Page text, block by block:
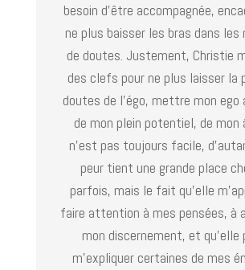
besoin d’être accompagnée,
ne plus baisser les bras dans
de doutes. Justement, Christie
des clefs pour ne plus laisser la
doutes de l’égo, mettre mon ego
de mon plein potentiel, de mon
n’est pas toujours facile,
peur tient une grande place
parfois, mais le fait qu’elle
faire attention à mes pensées, à
mon discernement, et qu’elle
m’expliquer certaines de mes